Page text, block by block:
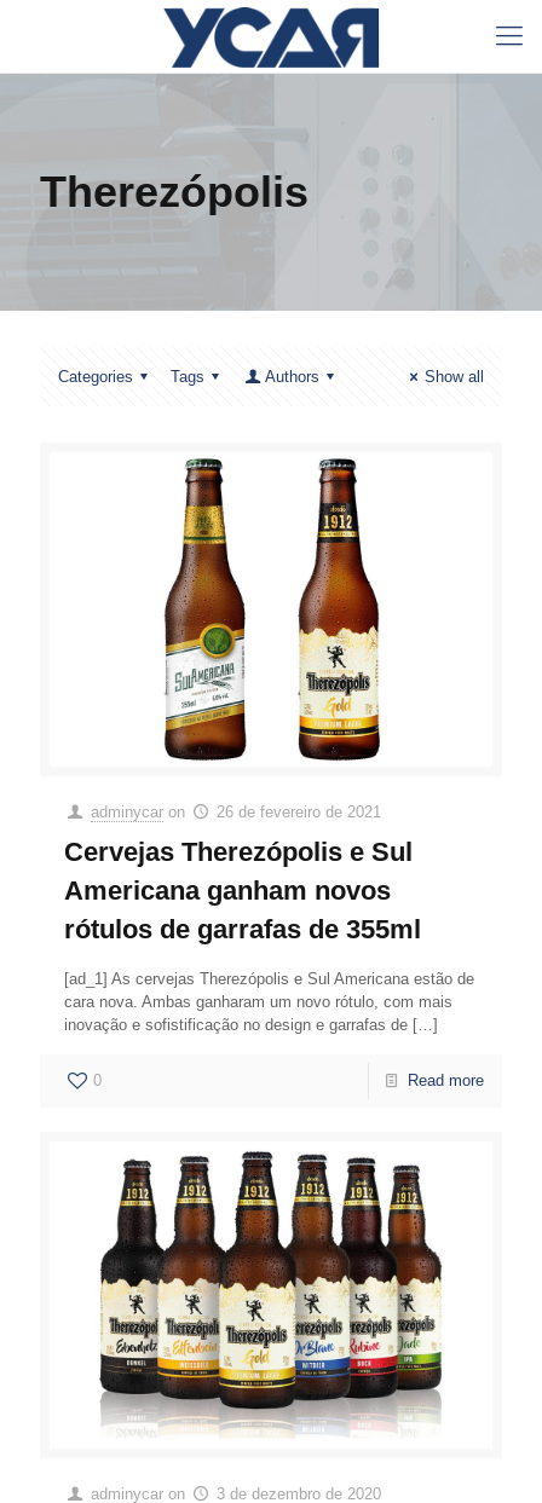
Therezópolis
Categories Tags Authors Show all
adminycar on 26 de fevereiro de 2021
Cervejas Therezópolis e Sul
Americana ganham novos
rótulos de garrafas de 355ml
[ad_1] As cervejas Therezópolis e Sul Americana estão de
cara nova. Ambas ganharam um novo rótulo, com mais
inovação e sofistificação no design e garrafas de […]
0 Read more
adminycar on 3 de dezembro de 2020